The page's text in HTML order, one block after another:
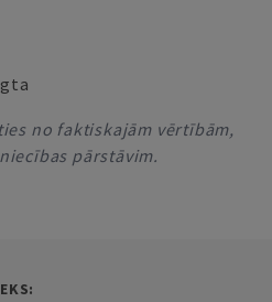
no faktiskajām vērtībām,
pārstāvim.